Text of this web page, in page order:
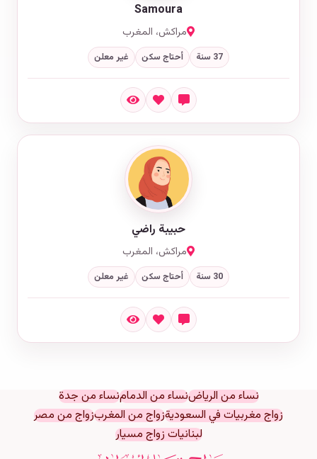
Samoura
مراكش، المغرب
37 سنة أحتاج سكن غير معلن
حبيبة راضي
مراكش، المغرب
30 سنة أحتاج سكن غير معلن
نساء من الرياضنساء من الدمامنساء من جدة
زواج مغربيات في السعوديةزواج من المغربزواج من مصر
لبنانيات زواج مسيار